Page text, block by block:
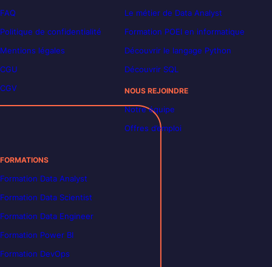
FAQ
Politique de confidentialité
Mentions légales
CGU
CGV
Le métier de Data Analyst
Formation POEI en informatique
Découvrir le langage Python
Découvrir SQL
NOUS REJOINDRE
Notre équipe
Offres d’emploi
FORMATIONS
Formation Data Analyst
Formation Data Scientist
Formation Data Engineer
Formation Power BI
Formation DevOps